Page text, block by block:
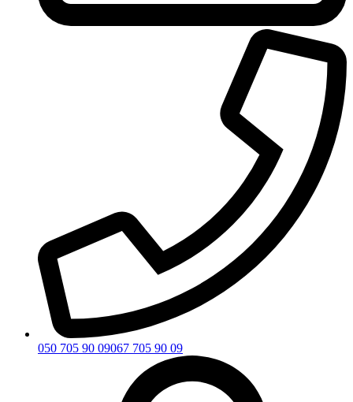
050 705 90 09067 705 90 09